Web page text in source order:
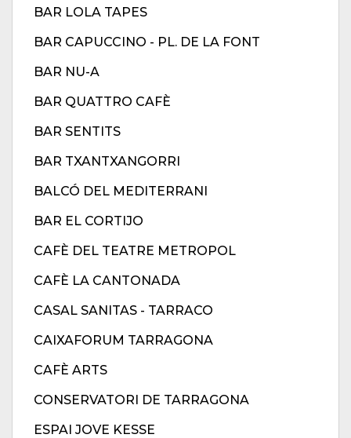
BAR LOLA TAPES
BAR CAPUCCINO - PL. DE LA FONT
BAR NU-A
BAR QUATTRO CAFÈ
BAR SENTITS
BAR TXANTXANGORRI
BALCÓ DEL MEDITERRANI
BAR EL CORTIJO
CAFÈ DEL TEATRE METROPOL
CAFÈ LA CANTONADA
CASAL SANITAS - TARRACO
CAIXAFORUM TARRAGONA
CAFÈ ARTS
CONSERVATORI DE TARRAGONA
ESPAI JOVE KESSE